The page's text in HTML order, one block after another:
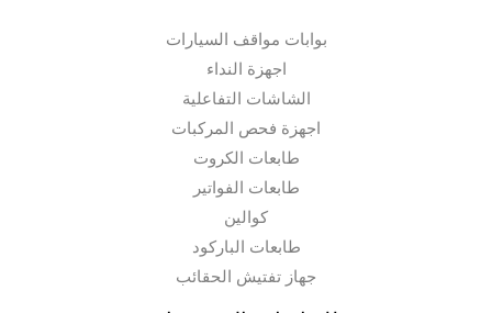
بوابات مواقف السيارات
اجهزة النداء
الشاشات التفاعلية
اجهزة فحص المركبات
طابعات الكروت
طابعات الفواتير
كوالين
طابعات الباركود
جهاز تفتيش الحقائب